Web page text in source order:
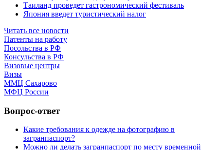
Таиланд проведет гастрономический фестиваль
Япония введет туристический налог
Читать все новости
Патенты на работу
Посольства в РФ
Консульства в РФ
Визовые центры
Визы
ММЦ Сахарово
МФЦ России
Вопрос-ответ
Какие требования к одежде на фотографию в
загранпаспорт?
Можно ли делать загранпаспорт по месту временной